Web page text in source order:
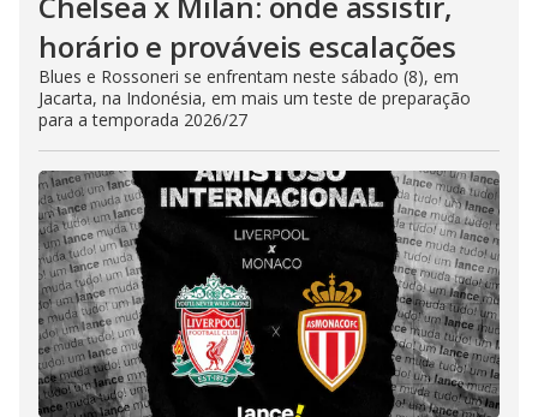
horário e prováveis escalações
Blues e Rossoneri se enfrentam neste sábado (8), em
Jacarta, na Indonésia, em mais um teste de preparação
para a temporada 2026/27